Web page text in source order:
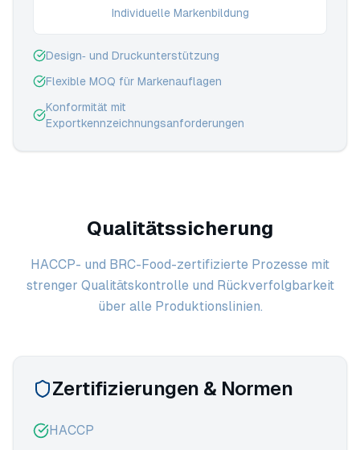
Individuelle Markenbildung
Design‑ und Druckunterstützung
Flexible MOQ für Markenauflagen
Konformität mit
Exportkennzeichnungsanforderungen
Qualitätssicherung
HACCP- und BRC-Food-zertifizierte Prozesse mit
strenger Qualitätskontrolle und Rückverfolgbarkeit
über alle Produktionslinien.
Zertifizierungen & Normen
HACCP